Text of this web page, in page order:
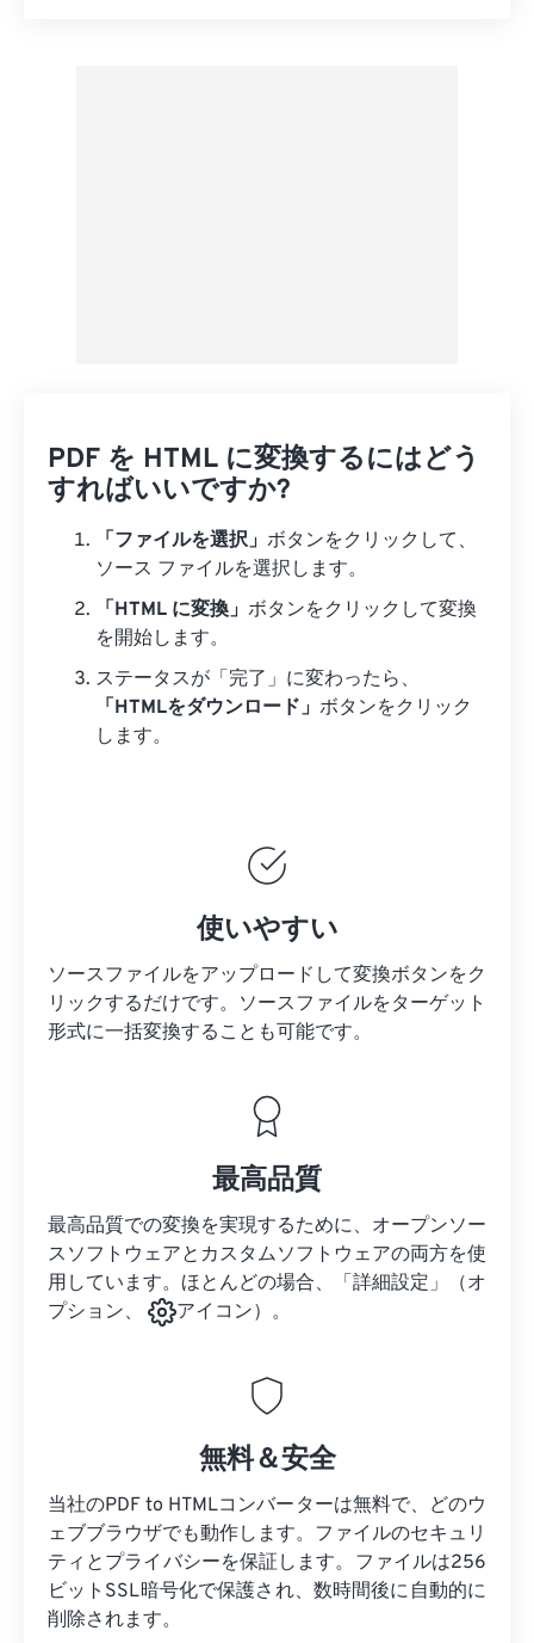
PDF を HTML に変換するにはどう
すればいいですか?
「ファイルを選択」 ボタンをクリックして、
ソース ファイルを選択します。
「HTML に変換」 ボタンをクリックして変換
を開始します。
ステータスが「完了」に変わったら、
「HTMLをダウンロード」 ボタンをクリック
します。
使いやすい
ソースファイルをアップロードして変換ボタンをク
リックするだけです。 ソースファイルをターゲット
形式に一括変換することも可能です。
最高品質
最高品質での変換を実現するために、オープンソー
スソフトウェアとカスタムソフトウェアの両方を使
用しています。ほとんどの場合、「詳細設定」（オ
プション、
アイコン）。
無料＆安全
当社のPDF to HTMLコンバーターは無料で、どのウ
ェブブラウザでも動作します。ファイルのセキュリ
ティとプライバシーを保証します。ファイルは256
ビットSSL暗号化で保護され、数時間後に自動的に
削除されます。